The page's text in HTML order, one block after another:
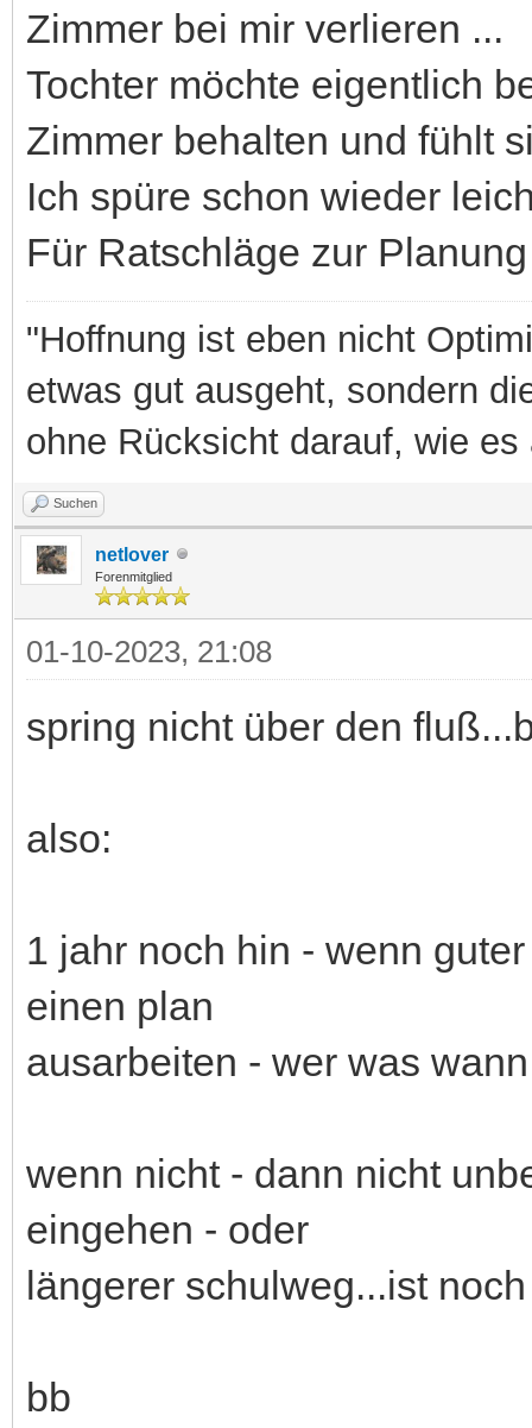
Zimmer bei mir verlieren ...
Tochter möchte eigentlich
Zimmer behalten und fühlt
Ich spüre schon wieder
Für Ratschläge zur
"Hoffnung ist eben nicht
etwas gut ausgeht, sondern
ohne Rücksicht darauf, wie
Suchen
netlover
Forenmitglied
01-10-2023, 21:08
spring nicht über den
also:
1 jahr noch hin - wenn
einen plan
ausarbeiten - wer was
wenn nicht - dann nicht
eingehen - oder
längerer schulweg...ist
bb